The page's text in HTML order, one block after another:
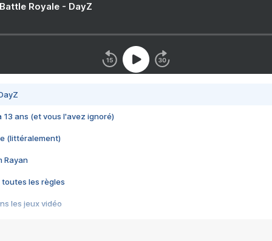
Royale - DayZ
13 ans (et vous l'avez ignoré)
(littéralement)
Rayan
toutes les règles
les jeux vidéo